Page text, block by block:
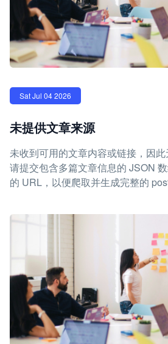
Sat Jul 04 2026
未提供文章来源
未收到可用的文章内容或链接，因此
请提交包含多篇文章信息的 JSON
的 URL，以便爬取并生成完整的